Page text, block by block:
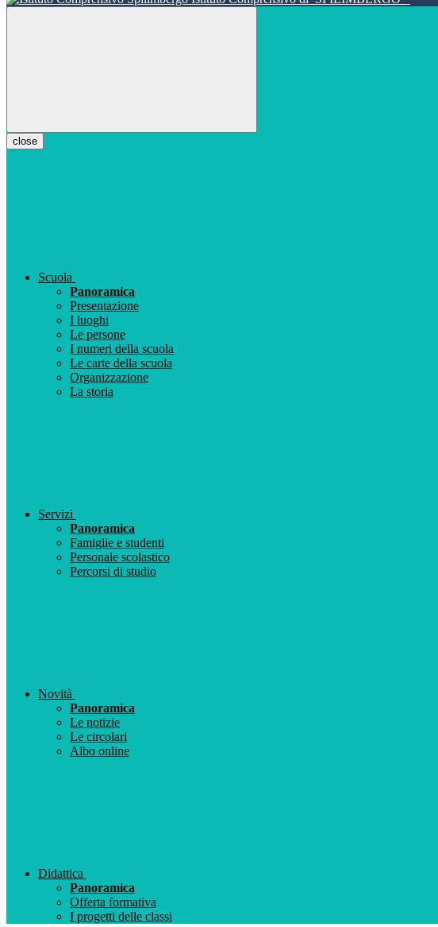
close
Scuola
Panoramica
Presentazione
I luoghi
Le persone
I numeri della scuola
Le carte della scuola
Organizzazione
La storia
Servizi
Panoramica
Famiglie e studenti
Personale scolastico
Percorsi di studio
Novità
Panoramica
Le notizie
Le circolari
Albo online
Didattica
Panoramica
Offerta formativa
I progetti delle classi